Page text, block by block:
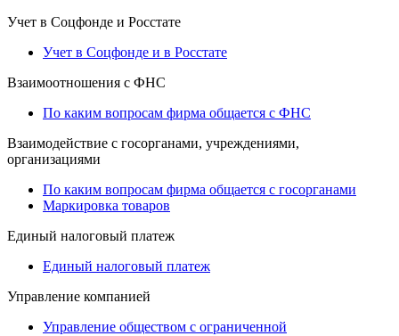
Учет в Соцфонде и Росстате
Учет в Соцфонде и в Росстате
Взаимоотношения с ФНС
По каким вопросам фирма общается с ФНС
Взаимодействие с госорганами, учреждениями,
организациями
По каким вопросам фирма общается с госорганами
Маркировка товаров
Единый налоговый платеж
Единый налоговый платеж
Управление компанией
Управление обществом с ограниченной